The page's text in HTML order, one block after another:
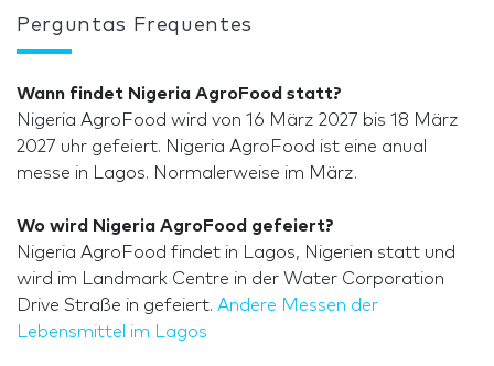
Perguntas Frequentes
Wann findet Nigeria AgroFood statt?
Nigeria AgroFood wird von 16 März 2027 bis 18 März
2027 uhr gefeiert. Nigeria AgroFood ist eine anual
messe in Lagos. Normalerweise im März.
Wo wird Nigeria AgroFood gefeiert?
Nigeria AgroFood findet in Lagos, Nigerien statt und
wird im Landmark Centre in der Water Corporation
Drive Straße in gefeiert. Andere Messen der
Lebensmittel im Lagos